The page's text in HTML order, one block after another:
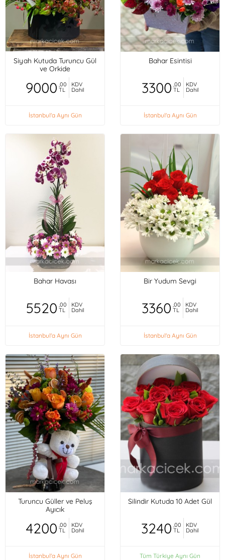
Siyah Kutuda Turuncu Gül
ve Orkide
9000 ,00
TL
KDV
Dahil
İstanbul'a Aynı Gün
Bahar Esintisi
3300 ,00
TL
KDV
Dahil
İstanbul'a Aynı Gün
Bahar Havası
5520 ,00
TL
KDV
Dahil
İstanbul'a Aynı Gün
Bir Yudum Sevgi
3360 ,00
TL
KDV
Dahil
İstanbul'a Aynı Gün
Turuncu Güller ve Peluş
Ayıcık
4200 ,00
TL
KDV
Dahil
İstanbul'a Aynı Gün
Silindir Kutuda 10 Adet Gül
3240 ,00
TL
KDV
Dahil
Tüm Türkiye Aynı Gün